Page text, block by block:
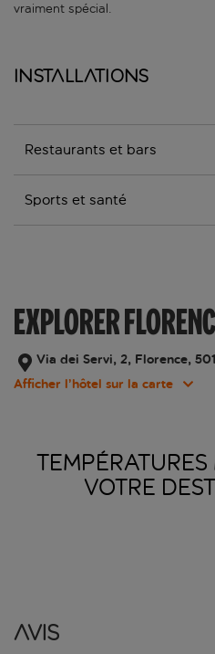
vraiment spécial.
Installations
Restaurants et bars
Sports et santé
EXPLORER
Via dei Servi, 2, Florence,
Afficher l’hôtel sur la carte
VOTRE
Avis